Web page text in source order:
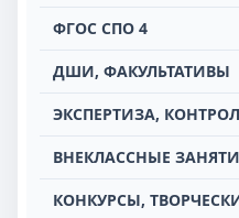
ФГОС СПО 4
ДШИ, ФАКУЛЬТАТИВЫ
ЭКСПЕРТИЗА,
ВНЕКЛАССНЫЕ
КОНКУРСЫ,